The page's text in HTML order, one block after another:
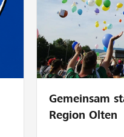
Gemeinsam
Region Olten